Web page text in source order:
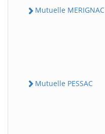
Mutuelle MERIGNAC
Mutuelle PESSAC